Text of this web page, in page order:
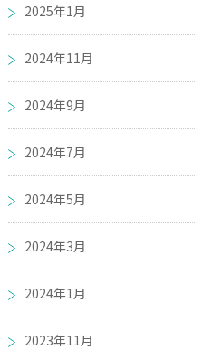
2025年1月
2024年11月
2024年9月
2024年7月
2024年5月
2024年3月
2024年1月
2023年11月